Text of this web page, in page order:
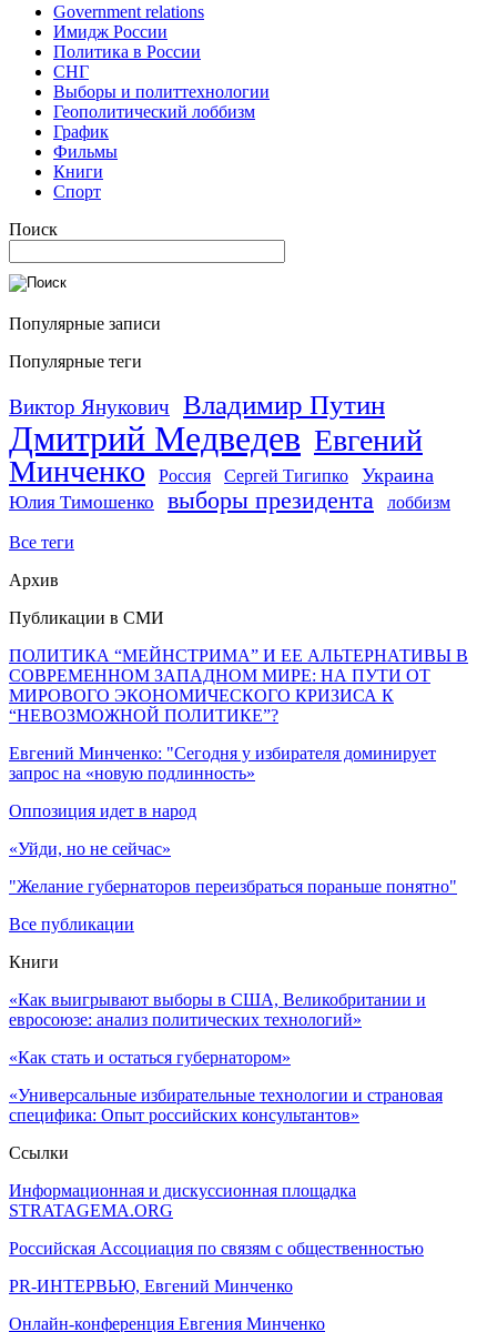
Government relations
Имидж России
Политика в России
СНГ
Выборы и политтехнологии
Геополитический лоббизм
График
Фильмы
Книги
Спорт
Поиск
Популярные записи
Популярные теги
Виктор Янукович Владимир Путин
Дмитрий Медведев Евгений
Минченко
Россия Сергей Тигипко Украина
Юлия Тимошенко выборы президента лоббизм
Все теги
Архив
Публикации в СМИ
ПОЛИТИКА “МЕЙНСТРИМА” И ЕЕ АЛЬТЕРНАТИВЫ В
СОВРЕМЕННОМ ЗАПАДНОМ МИРЕ: НА ПУТИ ОТ
МИРОВОГО ЭКОНОМИЧЕСКОГО КРИЗИСА К
“НЕВОЗМОЖНОЙ ПОЛИТИКЕ”?
Евгений Минченко: "Сегодня у избирателя доминирует
запрос на «новую подлинность»
Оппозиция идет в народ
«Уйди, но не сейчас»
"Желание губернаторов переизбраться пораньше понятно"
Все публикации
Книги
«Как выигрывают выборы в США, Великобритании и
евросоюзе: анализ политических технологий»
«Как стать и остаться губернатором»
«Универсальные избирательные технологии и страновая
специфика: Опыт российских консультантов»
Ссылки
Информационная и дискуссионная площадка
STRATAGEMA.ORG
Российская Ассоциация по связям с общественностью
PR-ИНТЕРВЬЮ, Евгений Минченко
Онлайн-конференция Евгения Минченко